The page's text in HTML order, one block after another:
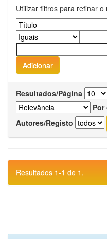
Utilizar filtros para refinar
Resultados/Página
Por
Autores/Registo
Resultados 1-1 de 1.